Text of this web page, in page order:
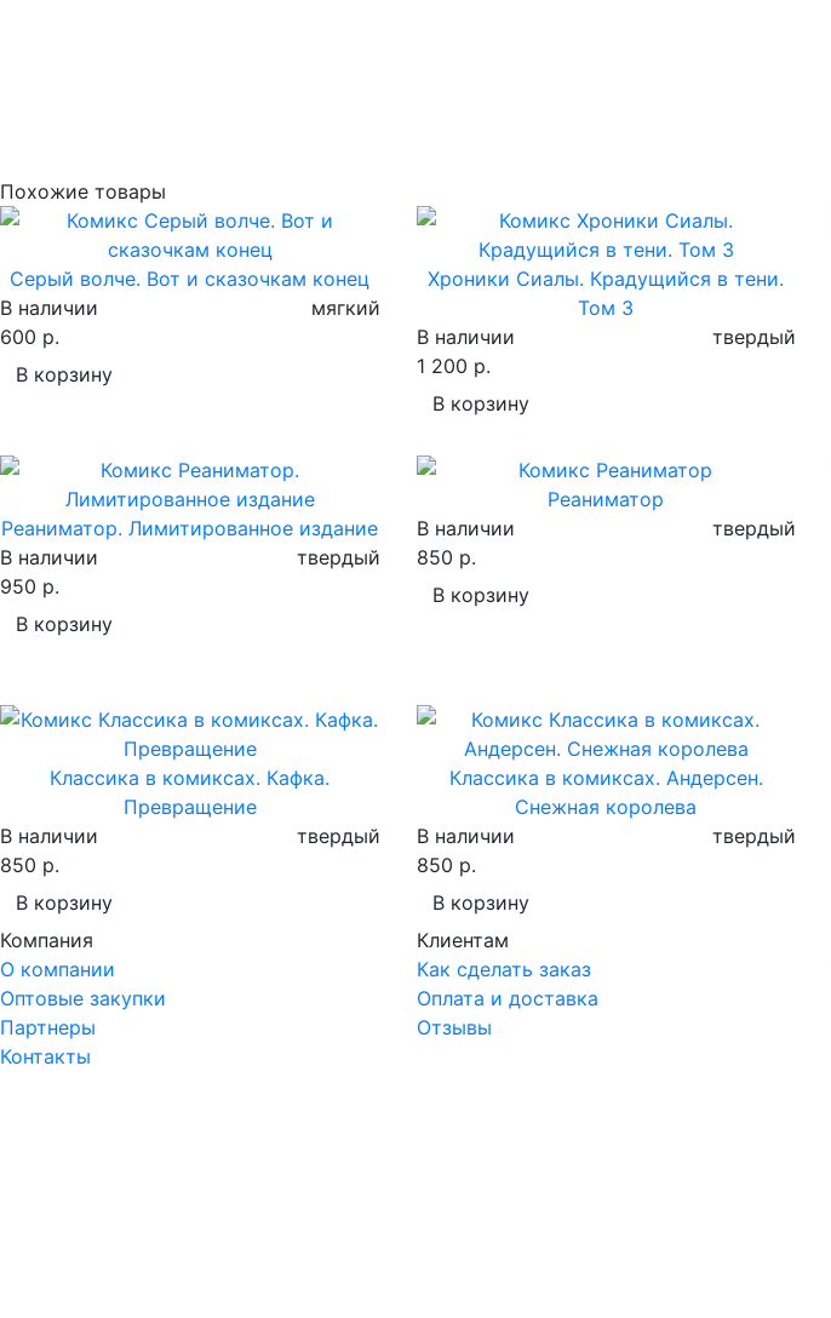
Похожие товары
Серый волче. Вот и сказочкам конец
В наличии
мягкий
600 р.
В корзину
Хроники Сиалы. Крадущийся в тени.
Том 3
В наличии
твердый
1 200 р.
В корзину
Реаниматор. Лимитированное издание
В наличии
твердый
950 р.
В корзину
Реаниматор
В наличии
твердый
850 р.
В корзину
Классика в комиксах. Кафка.
Превращение
В наличии
твердый
850 р.
В корзину
Классика в комиксах. Андерсен.
Снежная королева
В наличии
твердый
850 р.
В корзину
Компания
О компании
Оптовые закупки
Партнеры
Контакты
Клиентам
Как сделать заказ
Оплата и доставка
Отзывы